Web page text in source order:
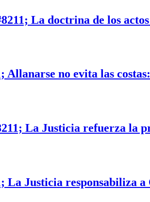
La doctrina de los
no evita las
La Justicia refuerza la
Justicia responsabiliza